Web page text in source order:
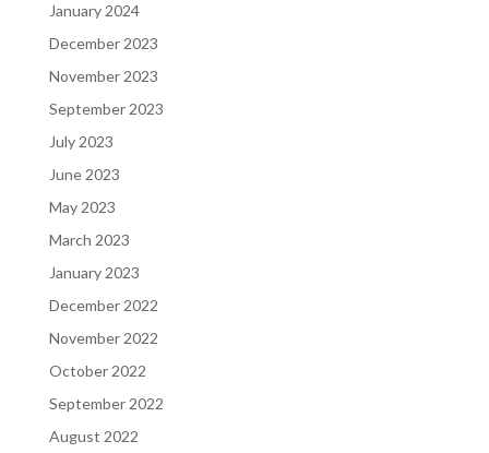
January 2024
December 2023
November 2023
September 2023
July 2023
June 2023
May 2023
March 2023
January 2023
December 2022
November 2022
October 2022
September 2022
August 2022